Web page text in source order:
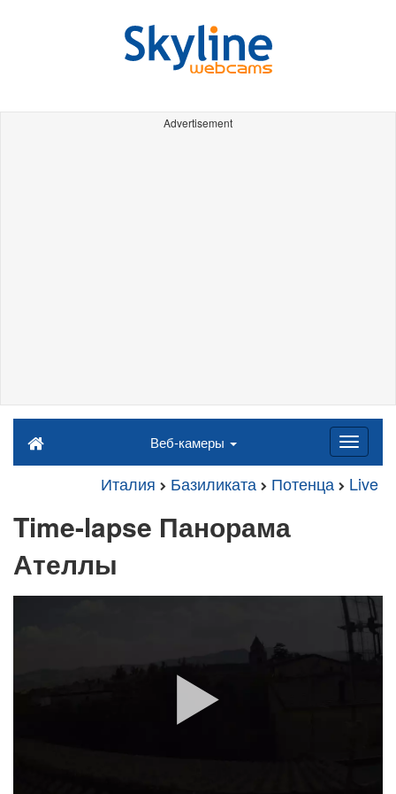
Advertisement
Веб-камеры
Италия Базиликата Потенца Live
Time-lapse Панорама
Ателлы